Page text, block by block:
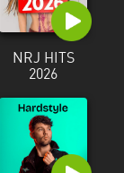
NRJ HITS
2026